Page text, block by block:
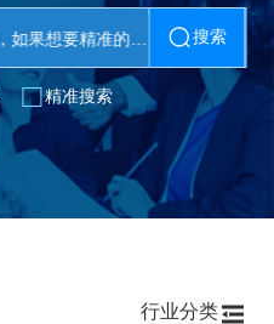
搜索
精准搜索
行业分类